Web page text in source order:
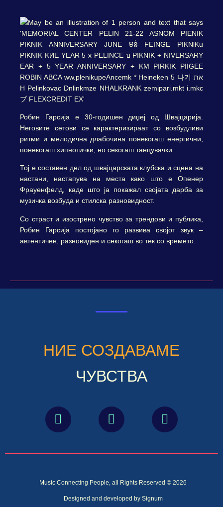
Робин Гарсија е 30-годишен диџеј од Швајцарија.
Неговите сетови се карактеризираат со возбудливи
ритми и мелодична длабочина понекогаш енергични,
понекогаш хипнотички, но секогаш танцувачки.
Тој е составен дел од швајцарската клубска и сцена на
настани, настапува на места како што е Опенер
Фрауенфелд, каде што ја покажал својата дарба за
музичка возбуда и стилска разновидност.
Со страст и изострено чувство за трендови и публика,
Робин Гарсија постојано го развива својот звук –
автентичен, разновиден и секогаш во тек со времето.
НИЕ СОЗДАВАМЕ
ЧУВСТВА
Music Connecting People, all Rights Reserved © 2026
Designed and developed by Signum